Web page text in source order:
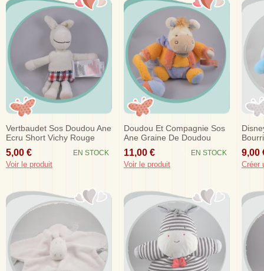
Vertbaudet Sos Doudou Ane
Ecru Short Vichy Rouge
Noir
5,00 € EN STOCK
Voir le produit
Doudou Et Compagnie Sos
Ane Graine De Doudou
Orange Mauve
11,00 € EN STOCK
Voir le produit
9,00
Créer